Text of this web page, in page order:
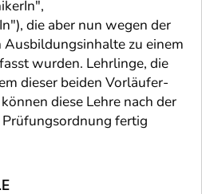
die aber nun wegen der
zu einem
wurden. Lehrlinge, die
dieser beiden Vorläufer-
diese Lehre nach der
fertig